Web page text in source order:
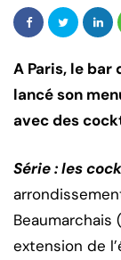
A Paris, le bar
lancé son
avec des
Série : les
extension de